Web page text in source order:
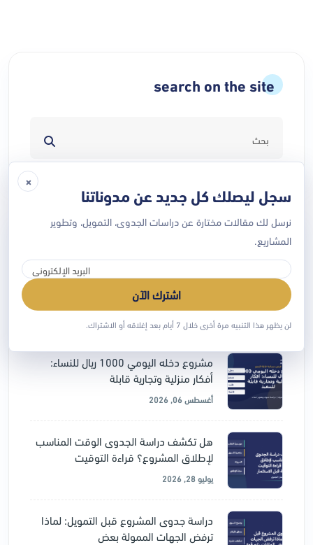
search on the site
أحدث التدوينات
مشاريع صغيرة ناجحة للشباب في السعودية:
أغسطس 06, 2026
مشروع دخله اليومي 1000 ريال للنساء:
أفكار منزلية وتجارية قابلة
أغسطس 06, 2026
هل تكشف دراسة الجدوى الوقت المناسب
لإطلاق المشروع؟ قراءة التوقيت
يوليو 28, 2026
دراسة جدوى المشروع قبل التمويل: لماذا
ترفض الجهات الممولة بعض
×
سجل ليصلك كل جديد عن مدوناتنا
نرسل لك مقالات مختارة عن دراسات الجدوى، التمويل، وتطوير
المشاريع.
اشترك الآن
لن يظهر هذا التنبيه مرة أخرى خلال 7 أيام بعد إغلاقه أو الاشتراك.